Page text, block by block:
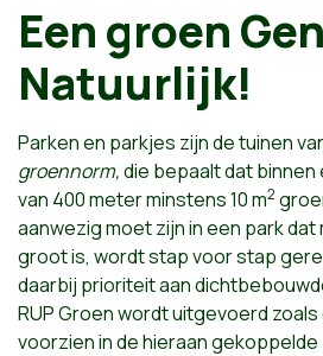
Een groen
Natuurlijk!
Parken en parkjes zijn de tuinen
groennorm,die bepaalt dat
van 400 meter minstens 10 m2
aanwezig moet zijn in een park
groot is, wordt stap voor stap
daarbij prioriteit aan
RUP Groen wordt uitgevoerd
voorzien in de hieraan gekoppelde